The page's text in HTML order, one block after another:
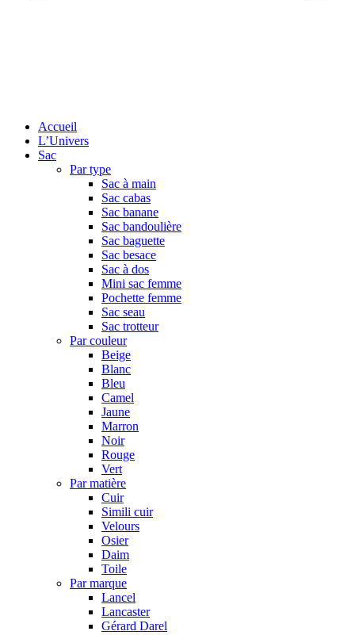
Accueil
L’Univers
Sac
Par type
Sac à main
Sac cabas
Sac banane
Sac bandoulière
Sac baguette
Sac besace
Sac à dos
Mini sac femme
Pochette femme
Sac seau
Sac trotteur
Par couleur
Beige
Blanc
Bleu
Camel
Jaune
Marron
Noir
Rouge
Vert
Par matière
Cuir
Simili cuir
Velours
Osier
Daim
Toile
Par marque
Lancel
Lancaster
Gérard Darel